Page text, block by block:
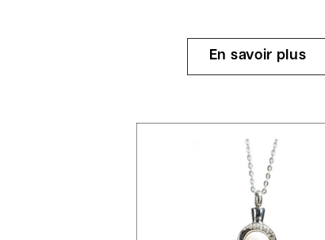
En savoir plus